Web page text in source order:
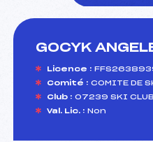
GOCYK
Licence :
Comité : COMITE DE
Club : 07239 SKI
Val. Lic. : Non